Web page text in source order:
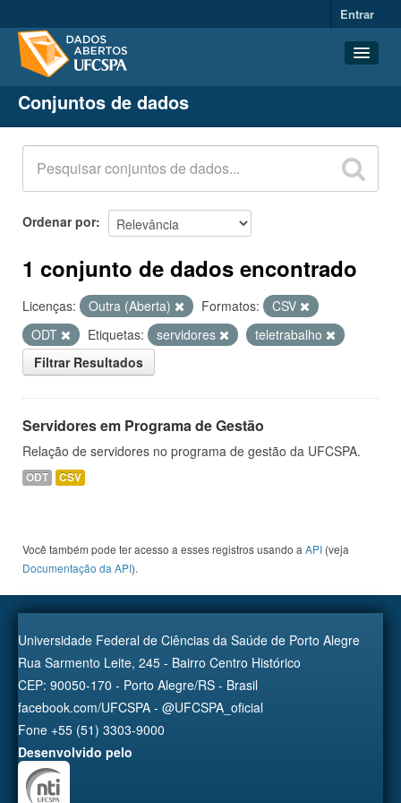
Entrar
Conjuntos de dados
Organizações
Grupos
Sobre
Conjuntos de dados
Ordenar por
1 conjunto de dados encontrado
Licenças: Outra (Aberta) Formatos:
CSV
ODT
Etiquetas: servidores
teletrabalho
Filtrar Resultados
Servidores em Programa de Gestão
Relação de servidores no programa de gestão da UFCSPA.
ODT CSV
Você também pode ter acesso a esses registros usando a API (veja
Documentação da API).
Universidade Federal de Ciências da Saúde de Porto Alegre
Rua Sarmento Leite, 245 - Bairro Centro Histórico
CEP: 90050-170 - Porto Alegre/RS - Brasil
facebook.com/UFCSPA - @UFCSPA_oficial
Fone +55 (51) 3303-9000
Desenvolvido pelo